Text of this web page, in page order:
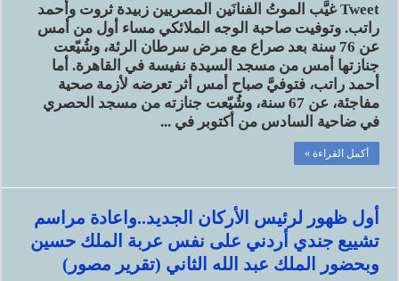
Tweet غيَّب الموتُ الفنانَين المصريين زبيدة ثروت وأحمد
راتب. وتوفيت صاحبة الوجه الملائكي مساء أول من أمس
عن 76 سنة بعد صراع مع مرض سرطان الرئة، وشُيّعت
جنازتها أمس من مسجد السيدة نفيسة في القاهرة. أما
أحمد راتب، فتوفيَّ صباح أمس أثر تعرضه لأزمة صحية
مفاجئة، عن 67 سنة، وشُيّعت جنازته من مسجد الحصري
في ضاحية السادس من أكتوبر في ...
أكمل القراءة »
أول ظهور لرئيس الأركان الجديد..واعادة مراسم
تشييع جندي أردني على نفس عربة الملك حسين
وبحضور الملك عبد الله الثاني (تقرير مصور)